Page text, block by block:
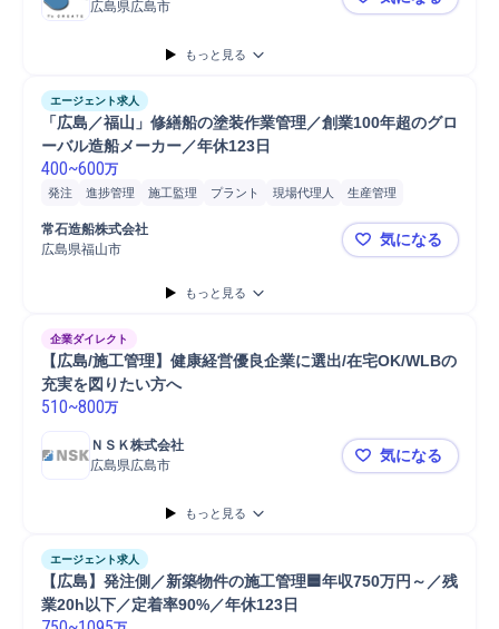
広島県広島市
広島【内装
もっと見る
エージェント求人
「広島／福山」修繕船の塗装作業管理／創業100年超のグロ
ーバル造船メーカー／年休123日
400~600万
発注 進捗管理 施工監理 プラント 現場代理人
生産管理
メンテナンス
外注管理
ばら積み貨物船
塗装工事
安全管理
工事進捗管理 施工管理技士
常石造船株式会社
広島県福山市
「広島／福
気になる
もっと見る
企業ダイレクト
【広島/施工管理】健康経営優良企業に選出/在宅OK/WLBの
充実を図りたい方へ
510~800万
ＮＳＫ株式会社
広島県広島市
【広島/施工
気になる
もっと見る
エージェント求人
【広島】発注側／新築物件の施工管理🟦年収750万円～／残
業20h以下／定着率90%／年休123日